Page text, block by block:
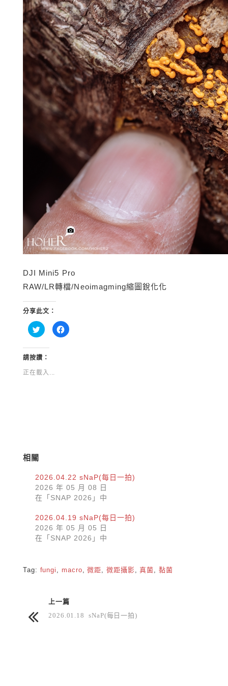
DJI Mini5 Pro
RAW/LR轉檔/Neoimagming縮圖銳化化
分享此文：
分
享
Twitter(在
新
視
中
開
按
一
請按讚：
正在載入...
相關
2026.04.22 sNaP(每日一拍)
2026 年 05 月 08 日
在「SNAP 2026」中
2026.04.19 sNaP(每日一拍)
2026 年 05 月 05 日
在「SNAP 2026」中
Tag: fungi , macro,微距, 微距攝影,真菌,黏菌
上一篇
2026.01.18 sNaP(每日一拍)